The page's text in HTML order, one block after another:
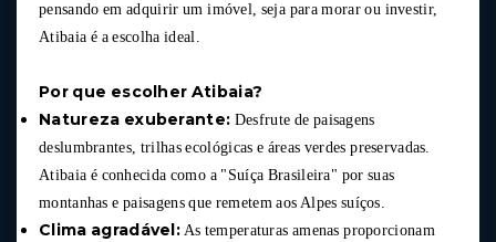
pensando em adquirir um imóvel, seja para morar ou investir,
Atibaia é a escolha ideal.
Por que escolher Atibaia?
Natureza exuberante: Desfrute de paisagens
deslumbrantes, trilhas ecológicas e áreas verdes preservadas.
Atibaia é conhecida como a "Suíça Brasileira" por suas
montanhas e paisagens que remetem aos Alpes suíços.
Clima agradável: As temperaturas amenas proporcionam